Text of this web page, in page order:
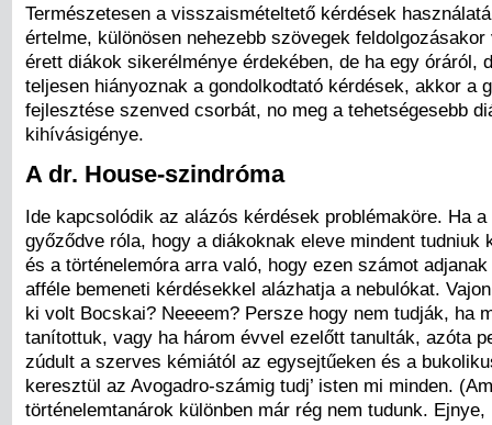
Természetesen a visszaismételtető kérdések
értelme, különösen nehezebb szövegek
érett diákok sikerélménye érdekében, de ha egy óráról,
teljesen hiányoznak a gondolkodtató kérdések, akkor a
fejlesztése szenved csorbát, no meg a tehetségesebb
kihívásigénye.
A dr. House-szindróma
Ide kapcsolódik az alázós kérdések problémaköre. Ha
győződve róla, hogy a diákoknak eleve mindent tudniuk
és a történelemóra arra való, hogy ezen számot
afféle bemeneti kérdésekkel alázhatja a nebulókat.
ki volt Bocskai? Neeeem? Persze hogy nem tudják, ha
tanítottuk, vagy ha három évvel ezelőtt tanulták, azóta
zúdult a szerves kémiától az egysejtűeken és a
keresztül az Avogadro-számig tudj’ isten mi minden.
történelemtanárok különben már rég nem tudunk. Ejnye,